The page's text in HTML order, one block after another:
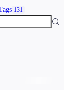
131